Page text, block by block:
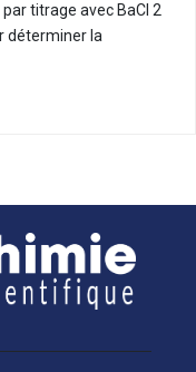
titrage avec BaCl 2
déterminer la